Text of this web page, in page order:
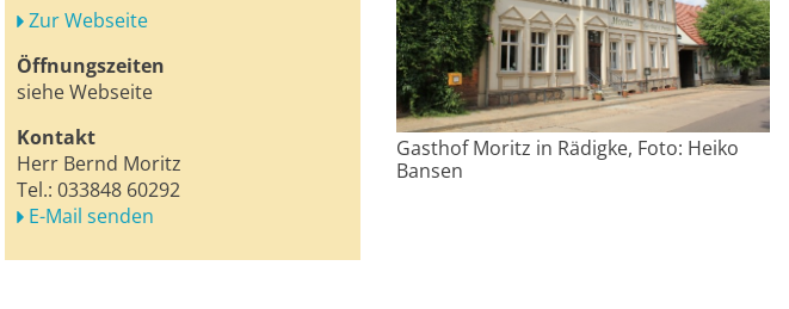
Zur Webseite
Öffnungszeiten
siehe Webseite
Kontakt
Herr Bernd Moritz
Tel.: 033848 60292
E-Mail senden
Gasthof Moritz in Rädigke, Foto: Heiko
Bansen